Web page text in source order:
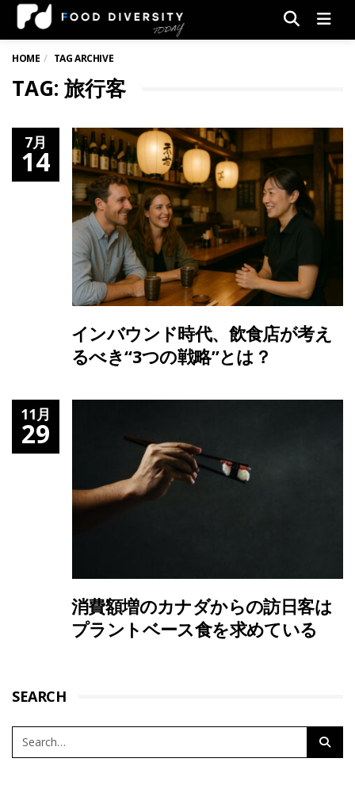
HOME TAG ARCHIVE
TAG: 旅行客
7月
14
インバウンド時代、飲食店が考え
るべき“3つの戦略”とは？
11月
29
消費額増のカナダからの訪日客は
プラントベース食を求めている
SEARCH